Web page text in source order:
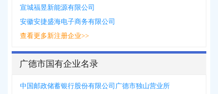
宣城福昱新能源有限公司
安徽安捷盛海电子商务有限公司
查看更多新注册企业>>
广德市国有企业名录
中国邮政储蓄银行股份有限公司广德市独山营业所